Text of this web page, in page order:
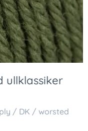
ullklassiker
/ DK / worsted